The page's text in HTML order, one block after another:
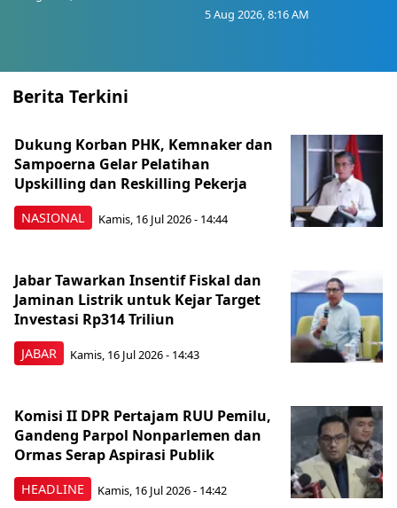
5 Aug 2026, 8:16 AM
Berita Terkini
NASIONAL
Dukung Korban PHK, Kemnaker dan
Sampoerna Gelar Pelatihan
Upskilling dan Reskilling Pekerja
Kamis, 16 Jul 2026 - 14:44
JABAR
Jabar Tawarkan Insentif Fiskal dan
Jaminan Listrik untuk Kejar Target
Investasi Rp314 Triliun
Kamis, 16 Jul 2026 - 14:43
HEADLINE
Komisi II DPR Pertajam RUU Pemilu,
Gandeng Parpol Nonparlemen dan
Ormas Serap Aspirasi Publik
Kamis, 16 Jul 2026 - 14:42